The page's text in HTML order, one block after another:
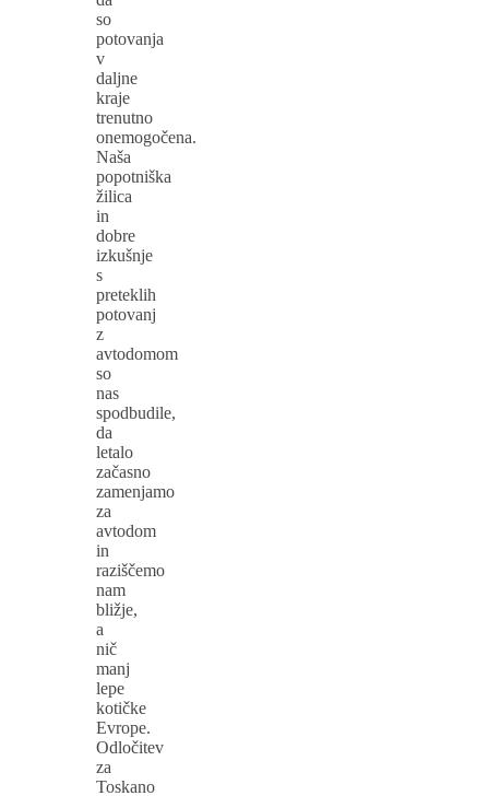
so
potovanja
v
daljne
kraje
trenutno
onemogočena.
Naša
popotniška
žilica
in
dobre
izkušnje
s
preteklih
potovanj
z
avtodomom
so
nas
spodbudile,
da
letalo
začasno
zamenjamo
za
avtodom
in
raziščemo
nam
bližje,
a
nič
manj
lepe
kotičke
Evrope.
Odločitev
za
Toskano